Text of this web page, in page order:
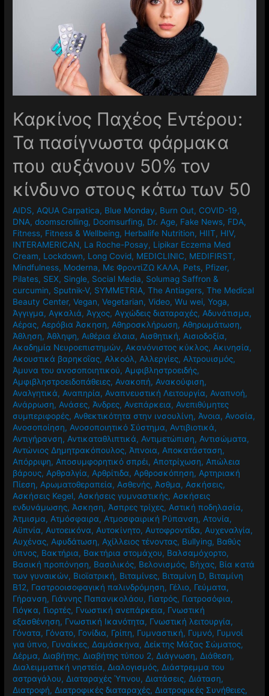
Καρκίνος Παχέος Εντέρου:
Τα πασίγνωστα φάρμακα
που αυξάνουν 50% τον
κίνδυνο στους κάτω των 50
AIDS,AQUA Carpatica, Blue Monday, Burn Out, COVID-19,
DNA,doomscrolling, Doomsurfing, Dr. Age, Fake News, FDA,
Fitness, Fitness & Wellbeing, Herbalife Nutrition, HIIT, HIV,
INTERAMERICAN, La Roche-Posay, Lipikar Eczema Med
Cream, Lockdown, Long Covid, MEDICLINIC, MEDIFIRST,
Mindfulness, Moderna, Mε ΦροντίΖΩ ΚΑΛΑ, Pets, Pfizer,
Pilates, SEX, Single, Social Media, Solumag Saffron &
curcumin, Sputnik-V, SYMMETRIA,The Antiagers,The Medical
Beauty Center,Vegan,Vegetarian,Video,Wu wei,Yoga,
Άγγιγμα,Αγκαλιά,Άγχος,Αγχώδεις διαταραχές,Αδυνάτισμα,
Αέρας,Αερόβια Άσκηση,Αθηροσκλήρωση,Αθηρωμάτωση,
Άθληση,Άθληψη,Αιθέρια έλαια,Αισθητική,Αισιοδοξία,
Ακαδημία Νευροεπιστημών,Ακανόνιστος κύκλος,Ακινησία,
Ακουστικά βαρηκοΐας,Αλκοόλ,Αλλεργίες,Αλτρουισμός,
Άμυνα του ανοσοποιητικού,Αμφιβληστροειδής,
Αμφιβληστροειδοπάθειες,Ανακοπή,Ανακούφιση,
Αναλγητικά,Αναπηρία,Αναπνευστική Λειτουργία,Αναπνοή,
Ανάρρωση,Ανάσες,Άνδρες,Ανεπάρκεια,Ανεπιθύμητες
συμπεριφορές,Ανθεκτικότητα στην ινσουλίνη,Άνοια,Ανοσία,
Ανοσοποίηση,Ανοσοποιητικό Σύστημα,Αντιβιοτικά,
Αντιγήρανση,Αντικαταθλιπτικά,Αντιμετώπιση,Αντισώματα,
Αντώνιος Δημητρακόπουλος,Άπνοια,Αποκατάσταση,
Απόρριψη,Αποσυμφορητικό σπρέι,Αποτρίχωση,Απώλεια
βάρους,Αρθραλγία,Αρθρίτιδα,Αρθροσκόπηση,Αρτηριακή
Πίεση,Αρωματοθεραπεία,Ασθενής,Άσθμα,Ασκήσεις,
Ασκήσεις Kegel,Ασκήσεις γυμναστικής,Ασκήσεις
ενδυνάμωσης,Άσκηση,Άσπρες τρίχες,Αστική ποδηλασία,
Άτμισμα,Ατμόσφαιρα,Ατμοσφαιρική Ρύπανση,Ατονία,
Αϋπνία,Αυτοεικόνα,Αυτοκίνητο,Αυτοφροντίδα,Αυχεναλγία,
Αυχένας,Αφυδάτωση,Αχίλλειος τένοντας, Βullying, Βαθύς
ύπνος, Βακτήρια, Βακτήρια στομάχου, Βαλσαμόχορτο,
Βασική προπόνηση, Βασιλικός, Βελονισμός, Βήχας, Βία κατά
των γυναικών, Βιοϊατρική, Βιταμίνες, Βιταμίνη D, Βιταμίνη
Β12, Γαστροοισοφαγική παλινδρόμηση, Γέλιο, Γεύματα,
Γήρανση, Γιάννης Παπανικολάου, Γιατρός, Γιατροσόφια,
Γιόγκα, Γιορτές, Γνωστική ανεπάρκεια, Γνωστική
εξασθένηση, Γνωστική Ικανότητα, Γνωστική λειτουργία,
Γόνατα, Γόνατο, Γονίδια, Γρίπη, Γυμναστική, Γυμνό, Γυμνοί
για ύπνο, Γυναίκες,Δαμάσκηνα,Δείκτης Μάζας Σώματος,
Δέρμα,Διαβήτης,Διαβήτης τύπου 2,Διάγνωση,Διάθεση,
Διαλειμματική νηστεία,Διαλογισμός,Διάστρεμμα του
αστραγάλου,Διαταραχές Ύπνου,Διατάσεις,Διάταση,
Διατροφή,Διατροφικές διαταραχές,Διατροφικές Συνήθειες,